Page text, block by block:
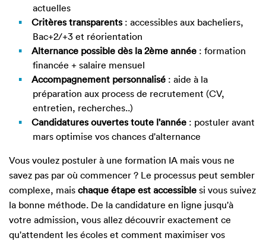
actuelles
Critères transparents: accessibles aux bacheliers,
Bac+2/+3 et réorientation
Alternance possible dès la 2ème année : formation
financée + salaire mensuel
Accompagnement personnalisé : aide à la
préparation aux process de recrutement (CV,
entretien, recherches..)
Candidatures ouvertes toute l'année : postuler avant
mars optimise vos chances d'alternance
Vous voulez postuler à une formation IA mais vous ne
savez pas par où commencer ? Le processus peut sembler
complexe, mais chaque étape est accessible si vous suivez
la bonne méthode. De la candidature en ligne jusqu'à
votre admission, vous allez découvrir exactement ce
qu'attendent les écoles et comment maximiser vos